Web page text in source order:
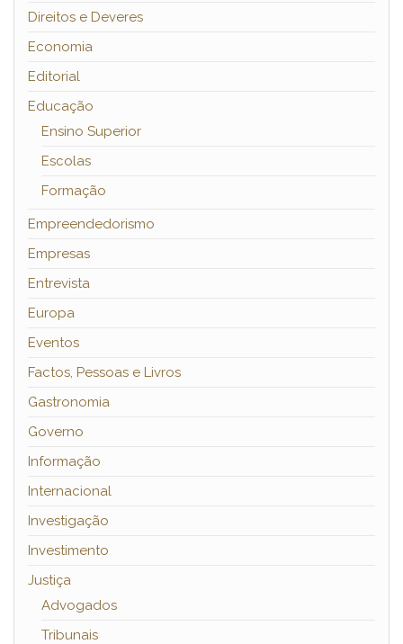
Direitos e Deveres
Economia
Editorial
Educação
Ensino Superior
Escolas
Formação
Empreendedorismo
Empresas
Entrevista
Europa
Eventos
Factos, Pessoas e Livros
Gastronomia
Governo
Informação
Internacional
Investigação
Investimento
Justiça
Advogados
Tribunais